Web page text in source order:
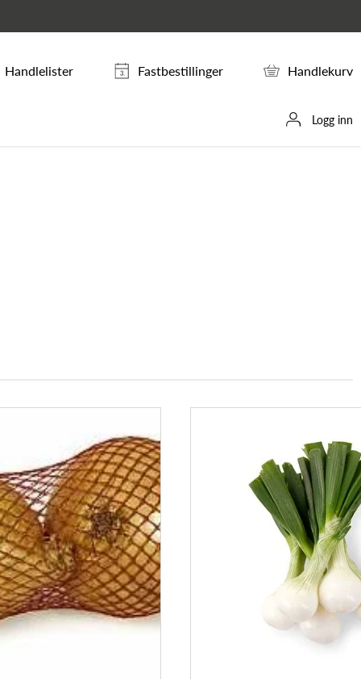
Handlelister Fastbestillinger Handlekurv
Logg inn
I
4
Pk
LØK
BUNT